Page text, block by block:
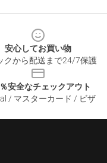
安心してお買い物
クから配送まで24/7保護
安全なチェックアウト
/ マスターカード / ビザ